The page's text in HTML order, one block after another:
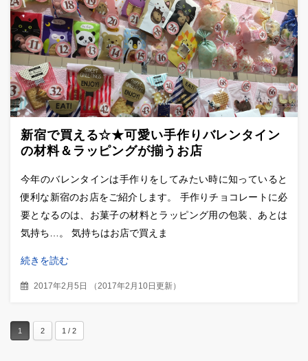
新宿で買える☆★可愛い手作りバレンタイン
の材料＆ラッピングが揃うお店
今年のバレンタインは手作りをしてみたい時に知っていると
便利な新宿のお店をご紹介します。 手作りチョコレートに必
要となるのは、お菓子の材料とラッピング用の包装、あとは
気持ち…。 気持ちはお店で買えま
続きを読む
2017年2月5日 （2017年2月10日更新）
1 2 1 / 2